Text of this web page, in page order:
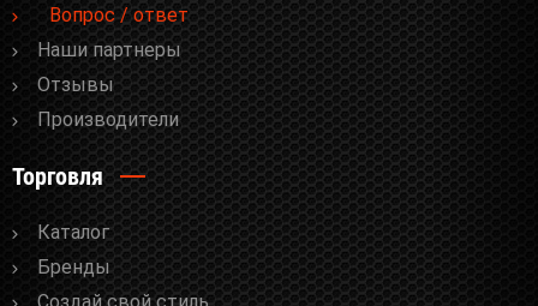
Вопрос / ответ
Наши партнеры
Отзывы
Производители
Торговля
Каталог
Бренды